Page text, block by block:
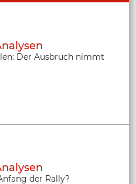
Der Ausbruch nimmt
der Rally?